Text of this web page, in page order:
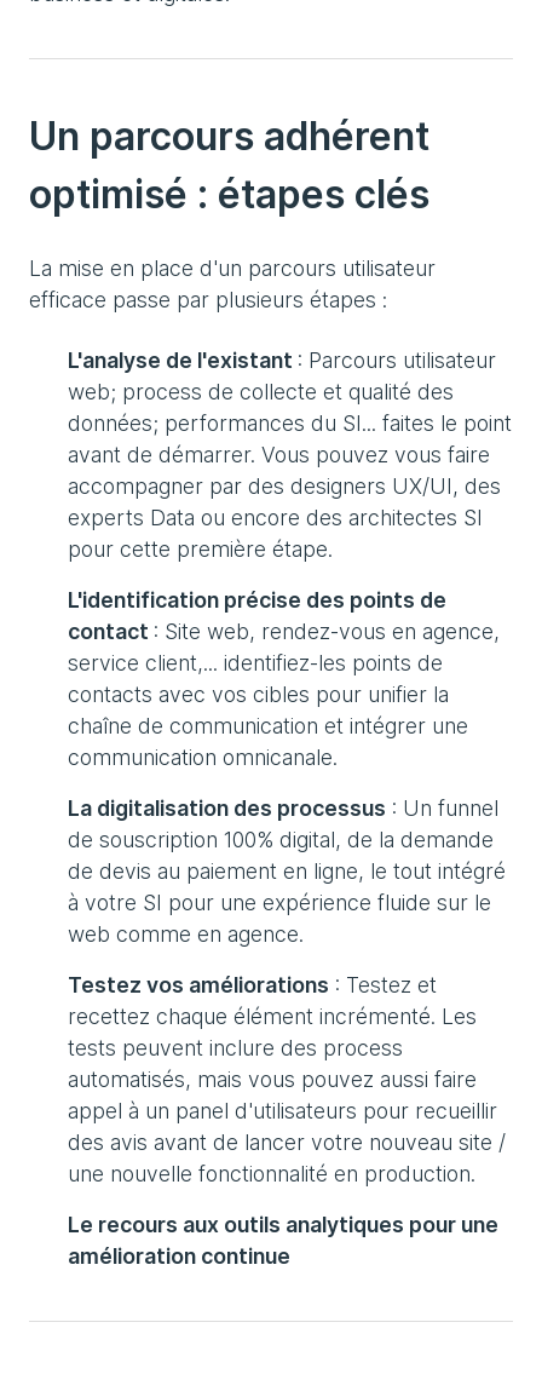
Un parcours adhérent
optimisé : étapes clés
La mise en place d'un parcours utilisateur
efficace passe par plusieurs étapes :
L'analyse de l'existant : Parcours utilisateur
web; process de collecte et qualité des
données; performances du SI... faites le point
avant de démarrer. Vous pouvez vous faire
accompagner par des designers UX/UI, des
experts Data ou encore des architectes SI
pour cette première étape.
L'identification précise des points de
contact : Site web, rendez-vous en agence,
service client,... identifiez-les points de
contacts avec vos cibles pour unifier la
chaîne de communication et intégrer une
communication omnicanale.
La digitalisation des processus : Un funnel
de souscription 100% digital, de la demande
de devis au paiement en ligne, le tout intégré
à votre SI pour une expérience fluide sur le
web comme en agence.
Testez vos améliorations : Testez et
recettez chaque élément incrémenté. Les
tests peuvent inclure des process
automatisés, mais vous pouvez aussi faire
appel à un panel d'utilisateurs pour recueillir
des avis avant de lancer votre nouveau site /
une nouvelle fonctionnalité en production.
Le recours aux outils analytiques pour une
amélioration continue